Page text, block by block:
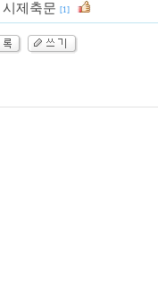
시제축문 [1]